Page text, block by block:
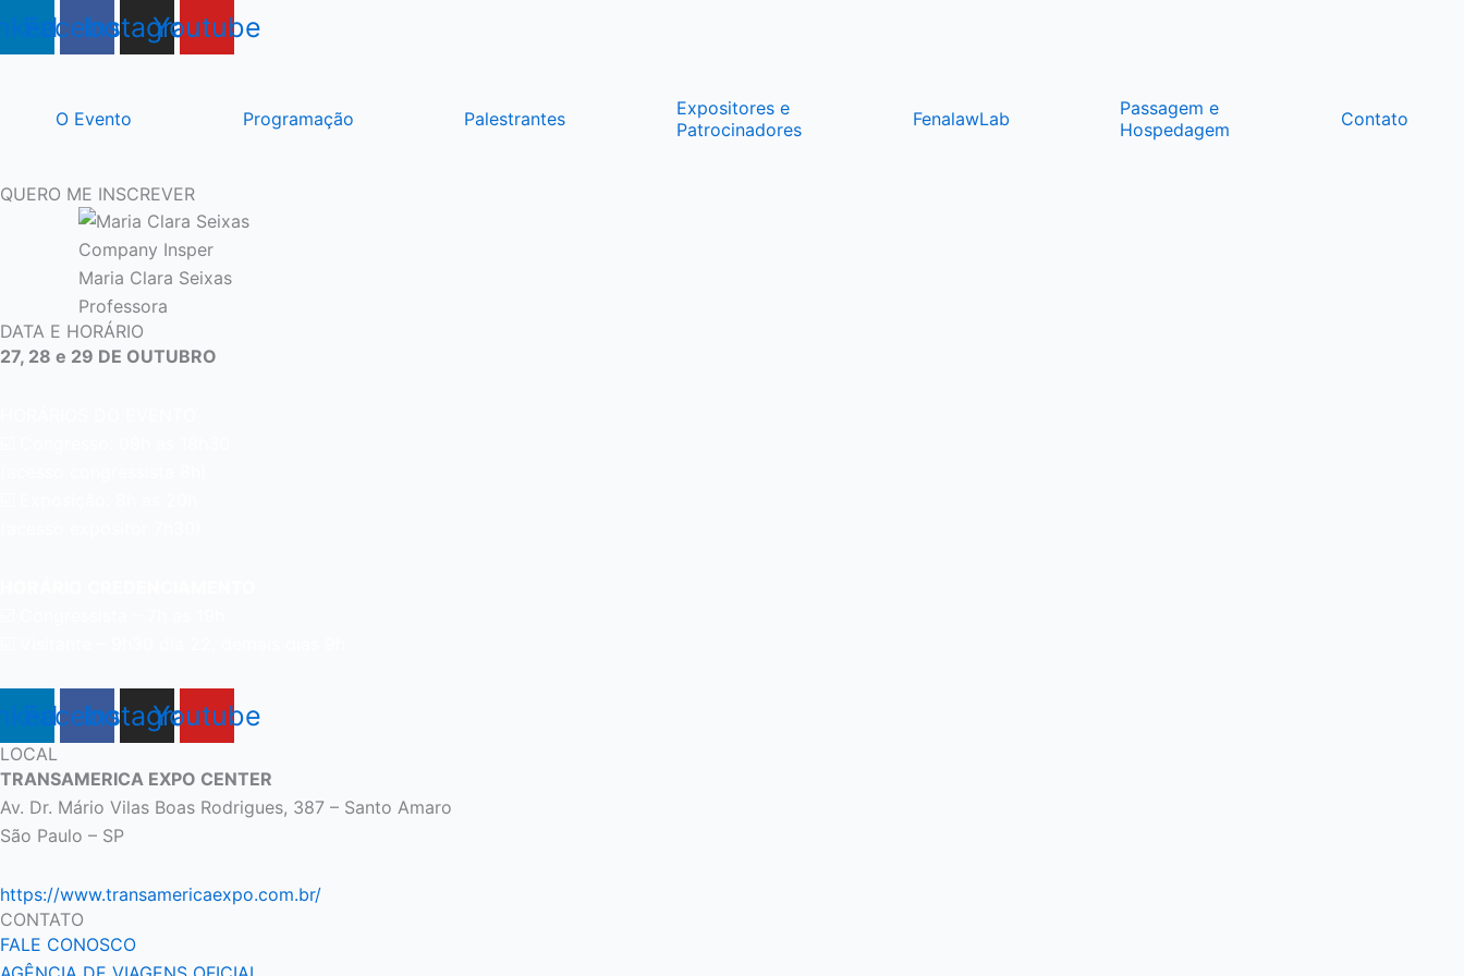
paraFacebook
Instagram
Youtube
O Evento Programação Palestrantes
Expositores e
Patrocinadores
FenalawLab
Passagem e
Hospedagem
Contato
QUERO ME INSCREVER
Company Insper
Maria Clara Seixas
Professora
DATA E HORÁRIO
27, 28 e 29 DE OUTUBRO
Facebook
Instagram
Youtube
LOCAL
TRANSAMERICA EXPO CENTER
Av. Dr. Mário Vilas Boas Rodrigues, 387 – Santo Amaro
São Paulo – SP
https://www.transamericaexpo.com.br/
CONTATO
FALE CONOSCO